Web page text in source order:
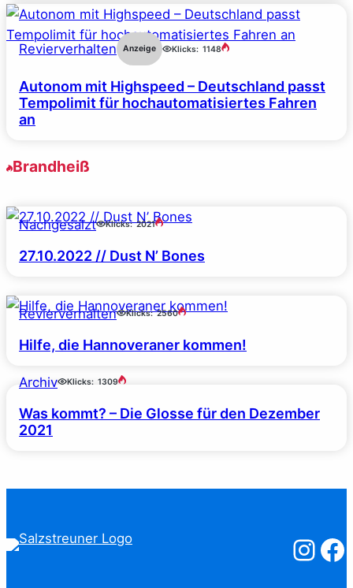
Revierverhalten Anzeige Klicks: 1148
Autonom mit Highspeed – Deutschland passt
Tempolimit für hochautomatisiertes Fahren
an
Brandheiß
Nachgesalzt Klicks: 2021
27.10.2022 // Dust N’ Bones
Revierverhalten Klicks: 2560
Hilfe, die Hannoveraner kommen!
Archiv Klicks: 1309
Was kommt? – Die Glosse für den Dezember
2021